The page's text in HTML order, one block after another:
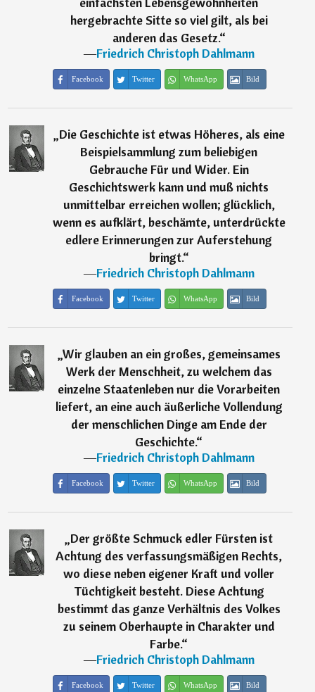
hergebrachte Sitte so viel gilt, als bei
anderen das Gesetz.“
―Friedrich Christoph Dahlmann
Facebook Twitter WhatsApp Bild
„Die Geschichte ist etwas Höheres, als eine
Beispielsammlung zum beliebigen
Gebrauche Für und Wider. Ein
Geschichtswerk kann und muß nichts
unmittelbar erreichen wollen; glücklich,
wenn es aufklärt, beschämte, unterdrückte
edlere Erinnerungen zur Auferstehung
bringt.“
―Friedrich Christoph Dahlmann
Facebook Twitter WhatsApp Bild
„Wir glauben an ein großes, gemeinsames
Werk der Menschheit, zu welchem das
einzelne Staatenleben nur die Vorarbeiten
liefert, an eine auch äußerliche Vollendung
der menschlichen Dinge am Ende der
Geschichte.“
―Friedrich Christoph Dahlmann
Facebook Twitter WhatsApp Bild
„Der größte Schmuck edler Fürsten ist
Achtung des verfassungsmäßigen Rechts,
wo diese neben eigener Kraft und voller
Tüchtigkeit besteht. Diese Achtung
bestimmt das ganze Verhältnis des Volkes
zu seinem Oberhaupte in Charakter und
Farbe.“
―Friedrich Christoph Dahlmann
Facebook Twitter WhatsApp Bild